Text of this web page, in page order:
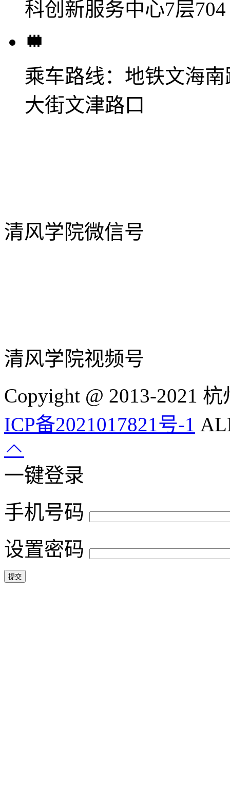
科创新服务中心7层704
乘车路线： 地铁文海
大街文津路口
清风学院微信号
清风学院视频号
Copyight @ 2013-2021
ICP备2021017821号-1
一键登录
手机号码
设置密码